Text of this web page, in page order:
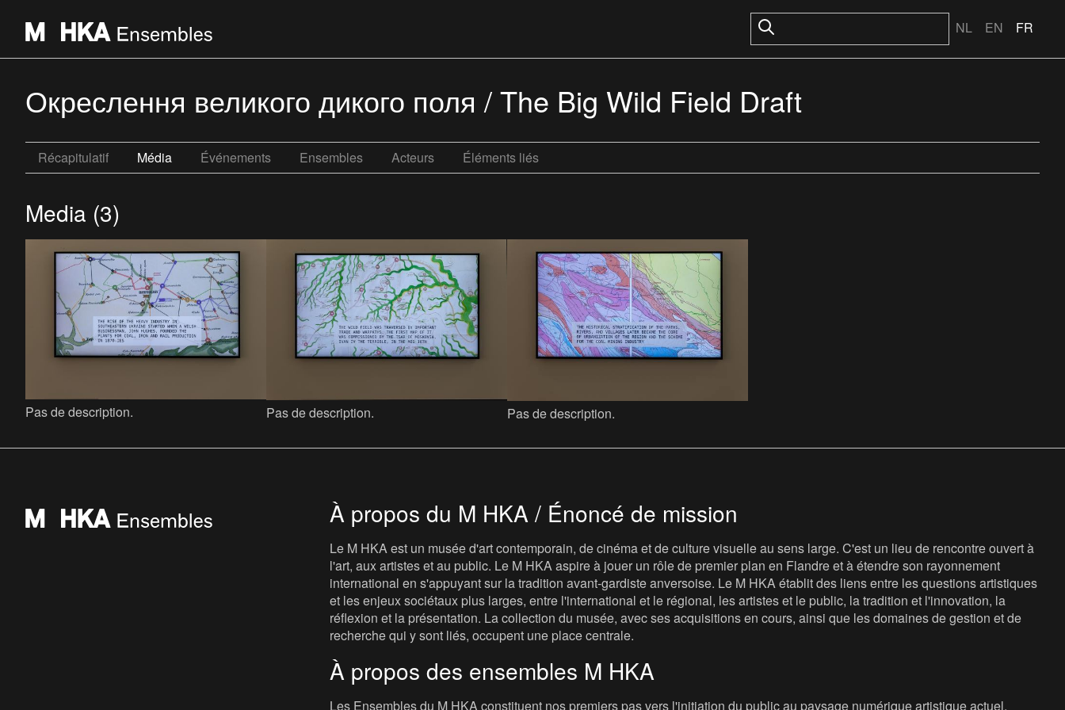
NL EN FR
Окреслення великого дикого поля / The Big Wild Field Draft
Récapitulatif Média Événements Ensembles Acteurs Éléments liés
Media (3)
Pas de description. Pas de description. Pas de description.
À propos du M HKA / Énoncé de mission
Le M HKA est un musée d'art contemporain, de cinéma et de culture visuelle au sens large. C'est un lieu de rencontre ouvert à
l'art, aux artistes et au public. Le M HKA aspire à jouer un rôle de premier plan en Flandre et à étendre son rayonnement
international en s'appuyant sur la tradition avant-gardiste anversoise. Le M HKA établit des liens entre les questions artistiques
et les enjeux sociétaux plus larges, entre l'international et le régional, les artistes et le public, la tradition et l'innovation, la
réflexion et la présentation. La collection du musée, avec ses acquisitions en cours, ainsi que les domaines de gestion et de
recherche qui y sont liés, occupent une place centrale.
À propos des ensembles M HKA
Les Ensembles du M HKA constituent nos premiers pas vers l'initiation du public au paysage numérique artistique actuel.